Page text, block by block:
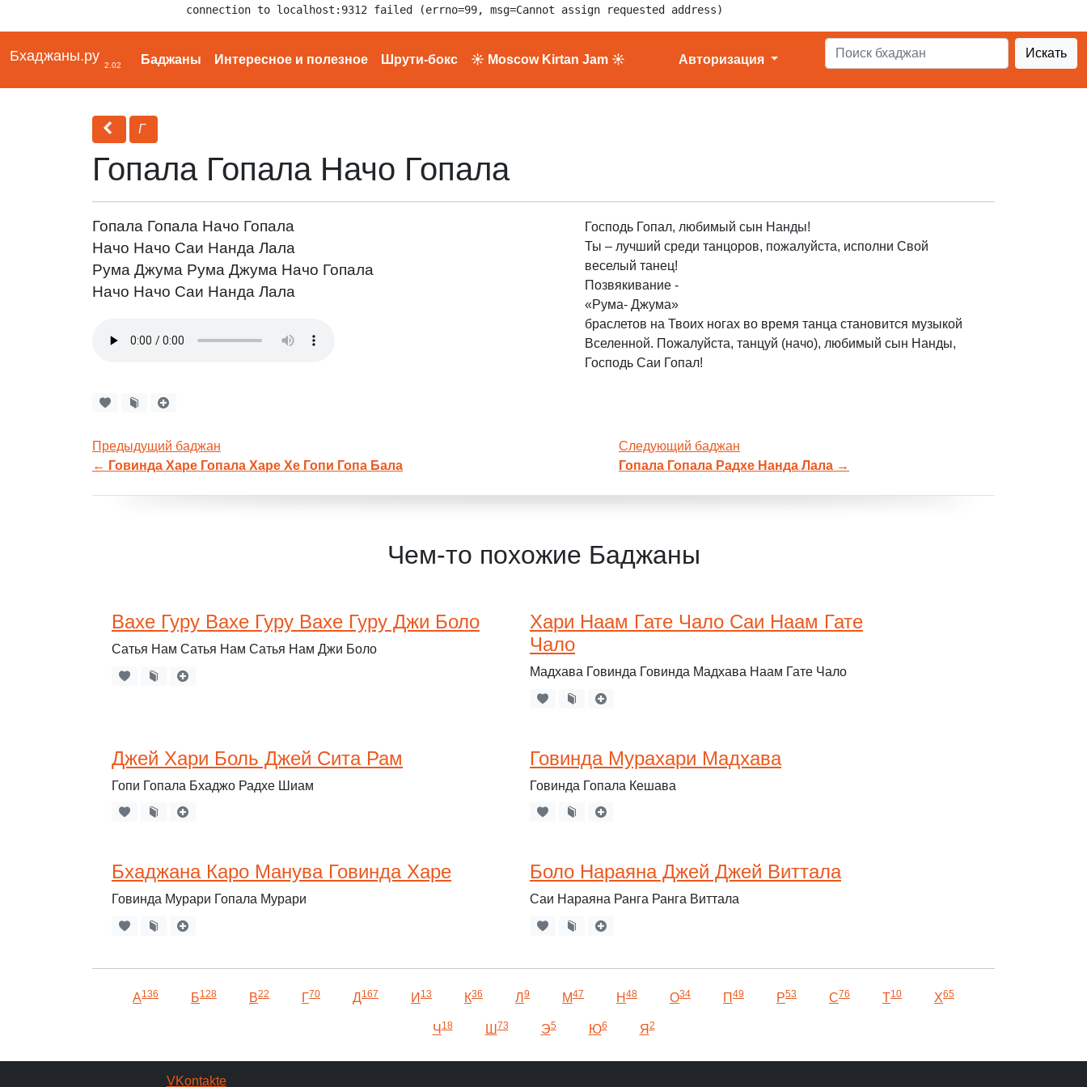
connection to localhost:9312 failed (errno=99, msg=Cannot assign requested address)
Бхаджаны.ру
2.02 Баджаны Интересное и полезное Шрути-бокс ☀ Moscow Kirtan Jam ☀ Авторизация Искать
Г
Гопала Гопала Начо Гопала
Гопала Гопала Начо Гопала
Начо Начо Саи Нанда Лала
Рума Джума Рума Джума Начо Гопала
Начо Начо Саи Нанда Лала
Господь Гопал, любимый сын Нанды!
Ты – лучший среди танцоров, пожалуйста, исполни Свой
веселый танец!
Позвякивание -
«Рума- Джума»
браслетов на Твоих ногах во время танца становится музыкой
Вселенной. Пожалуйста, танцуй (начо), любимый сын Нанды,
Господь Саи Гопал!
Предыдущий баджан
← Говинда Харе Гопала Харе Хе Гопи Гопа Бала
Следующий баджан
Гопала Гопала Радхе Нанда Лала →
Чем-то похожие Баджаны
Вахе Гуру Вахе Гуру Вахе Гуру Джи Боло
Сатья Нам Сатья Нам Сатья Нам Джи Боло
Хари Наам Гате Чало Саи Наам Гате
Чало
Мадхава Говинда Говинда Мадхава Наам Гате Чало
Джей Хари Боль Джей Сита Рам
Гопи Гопала Бхаджо Радхе Шиам
Говинда Мурахари Мадхава
Говинда Гопала Кешава
Бхаджана Каро Манува Говинда Харе
Говинда Мурари Гопала Мурари
Боло Нараяна Джей Джей Виттала
Саи Нараяна Ранга Ранга Виттала
А136 Б128 В22 Г70 Д167 И 13 К36 Л 9 М47 Н 48 О34 П 49 Р53 С76 Т10 Х65
Ч18 Ш73 Э5 Ю6 Я2
VKontakte